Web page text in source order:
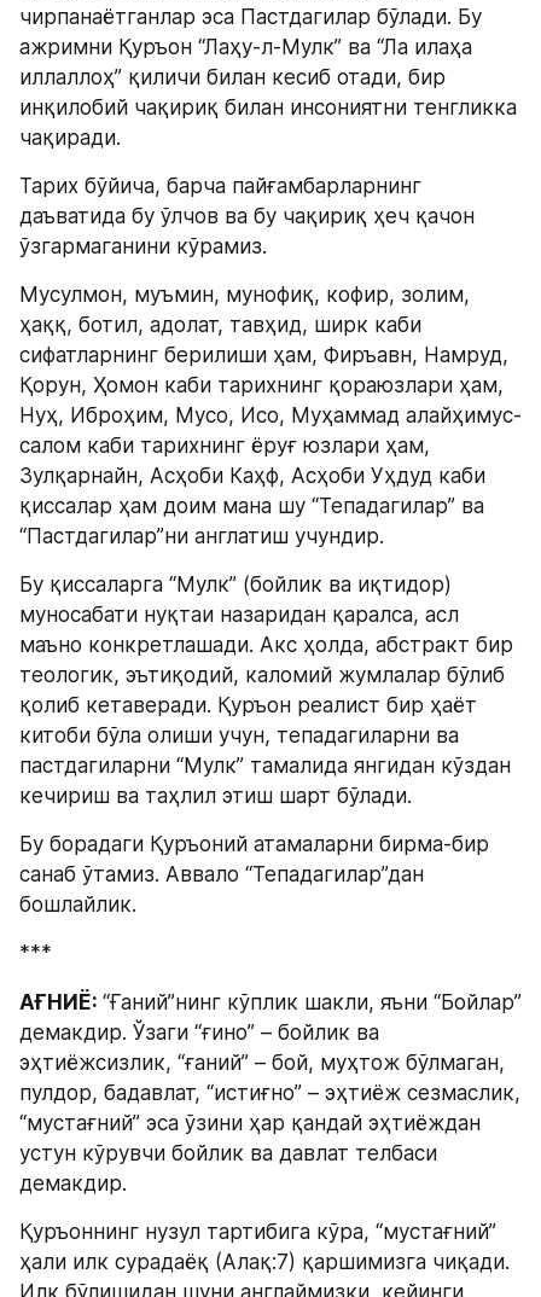
чирпанаётганлар эса Пастдагилар бўлади. Бу
ажримни Қуръон “Лаҳу-л-Мулк” ва “Ла илаҳа
иллаллоҳ” қиличи билан кесиб отади, бир
инқилобий чақириқ билан инсониятни тенгликка
чақиради.
Тарих бўйича, барча пайғамбарларнинг
даъватида бу ўлчов ва бу чақириқ ҳеч қачон
ўзгармаганини кўрамиз.
Мусулмон, муъмин, мунофиқ, кофир, золим,
ҳаққ, ботил, адолат, тавҳид, ширк каби
сифатларнинг берилиши ҳам, Фиръавн, Намруд,
Қорун, Ҳомон каби тарихнинг қораюзлари ҳам,
Нуҳ, Иброҳим, Мусо, Исо, Муҳаммад алайҳимус-
салом каби тарихнинг ёруғ юзлари ҳам,
Зулқарнайн, Асҳоби Каҳф, Асҳоби Уҳдуд каби
қиссалар ҳам доим мана шу “Тепадагилар” ва
“Пастдагилар”ни англатиш учундир.
Бу қиссаларга “Мулк” (бойлик ва иқтидор)
муносабати нуқтаи назаридан қаралса, асл
маъно конкретлашади. Акс ҳолда, абстракт бир
теологик, эътиқодий, каломий жумлалар бўлиб
қолиб кетаверади. Қуръон реалист бир ҳаёт
китоби бўла олиши учун, тепадагиларни ва
пастдагиларни “Мулк” тамалида янгидан кўздан
кечириш ва таҳлил этиш шарт бўлади.
Бу борадаги Қуръоний атамаларни бирма-бир
санаб ўтамиз. Аввало “Тепадагилар”дан
бошлайлик.
***
АҒНИЁ: “Ғаний”нинг кўплик шакли, яъни “Бойлар”
демакдир. Ўзаги “ғино” – бойлик ва
эҳтиёжсизлик, “ғаний” – бой, муҳтож бўлмаган,
пулдор, бадавлат, “истиғно” – эҳтиёж сезмаслик,
“мустағний” эса ўзини ҳар қандай эҳтиёждан
устун кўрувчи бойлик ва давлат телбаси
демакдир.
Қуръоннинг нузул тартибига кўра, “мустағний”
ҳали илк сурадаёқ (Алақ:7) қаршимизга чиқади.
Илк бўлишидан шуни англаймизки, кейинги